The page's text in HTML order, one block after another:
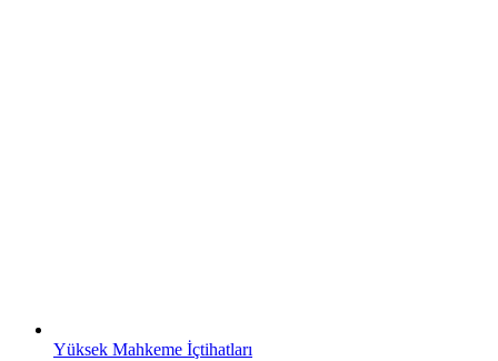
Yüksek Mahkeme İçtihatları